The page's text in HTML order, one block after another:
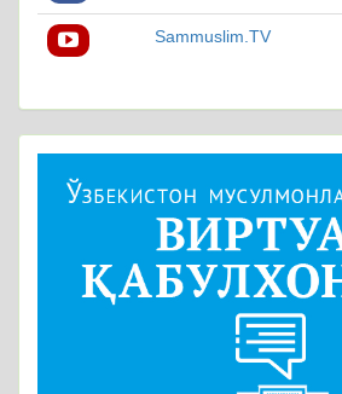
Sammuslim.TV